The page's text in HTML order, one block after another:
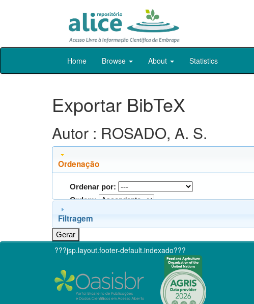
Skip
Home Browse About Statistics
Exportar BibTeX
Autor : ROSADO, A. S.
Ordenação
Ordenar por:
Ordem:
Filtragem
???jsp.layout.footer-default.indexado???